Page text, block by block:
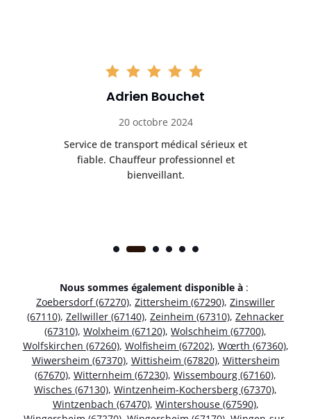
Adrien Bouchet
20 octobre 2024
Service de transport médical sérieux et
fiable. Chauffeur professionnel et
bienveillant.
Nous sommes également disponible à :
Zoebersdorf (67270), Zittersheim (67290), Zinswiller
(67110), Zellwiller (67140), Zeinheim (67310), Zehnacker
(67310), Wolxheim (67120), Wolschheim (67700),
Wolfskirchen (67260), Wolfisheim (67202), Wœrth (67360),
Wiwersheim (67370), Wittisheim (67820), Wittersheim
(67670), Witternheim (67230), Wissembourg (67160),
Wisches (67130), Wintzenheim-Kochersberg (67370),
Wintzenbach (67470), Wintershouse (67590),